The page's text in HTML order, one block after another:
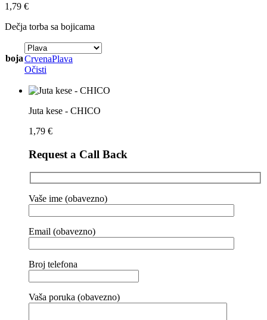
1,79 €
Dečja torba sa bojicama
bojaCrvenaPlava
Očisti
Juta kese - CHICO
1,79 €
Request a Call Back
Vaše ime (obavezno)
Email (obavezno)
Broj telefona
Vaša poruka (obavezno)